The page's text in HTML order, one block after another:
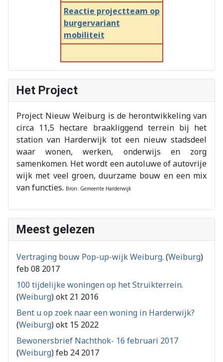
Reactie projectteam op
burgervariant
mobiliteit
Het Project
Project Nieuw Weiburg is de herontwikkeling van
circa 11,5 hectare braakliggend terrein bij het
station van Harderwijk tot een nieuw stadsdeel
waar wonen, werken, onderwijs en zorg
samenkomen. Het wordt een autoluwe of autovrije
wijk met veel groen, duurzame bouw en een mix
van functies. Bron: Gemeente Harderwijk
Meest gelezen
Vertraging bouw Pop-up-wijk Weiburg. (Weiburg)
feb 08 2017
100 tijdelijke woningen op het Struikterrein.
(Weiburg)okt 21 2016
Bent u op zoek naar een woning in Harderwijk?
(Weiburg)okt 15 2022
Bewonersbrief Nachthok- 16 februari 2017
(Weiburg)feb 24 2017